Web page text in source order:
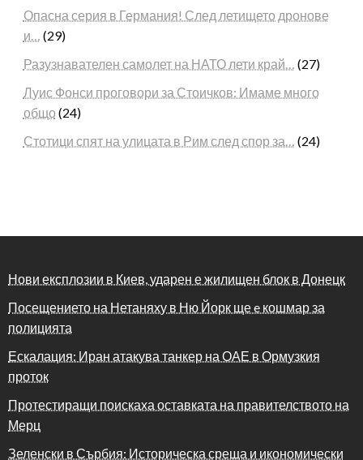
Опасна серия в Германия! След летището дронове
и…
(29)
Разузнавателен самолет на НАТО лети край…
(27)
Луис Фонси проговори за Стоичков: Имаме много
общо (24)
Стотици спят на улицата в Рим след спор за…
(24)
Нови експлозии в Киев, ударен е жилищен блок в Донецк
Посещението на Нетаняху в Ню Йорк ще e кошмар за
полицията
Ескалация: Иран атакува танкер на ОАЕ в Ормузкия
проток
Протестиращи поискаха оставката на правителството на
Мерц
Зеленски в Сърбия: Историческа среща и икономически